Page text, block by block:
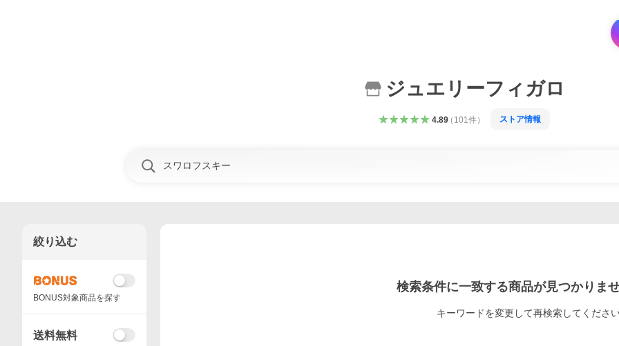
ジュエリーフィガロ
4.89（ 101 件） ストア情報
検索条件に一致する商品が見つかりま
キーワードを変更して再検索してくださ
絞り込む
BONUS対象商品を探す
送料無料